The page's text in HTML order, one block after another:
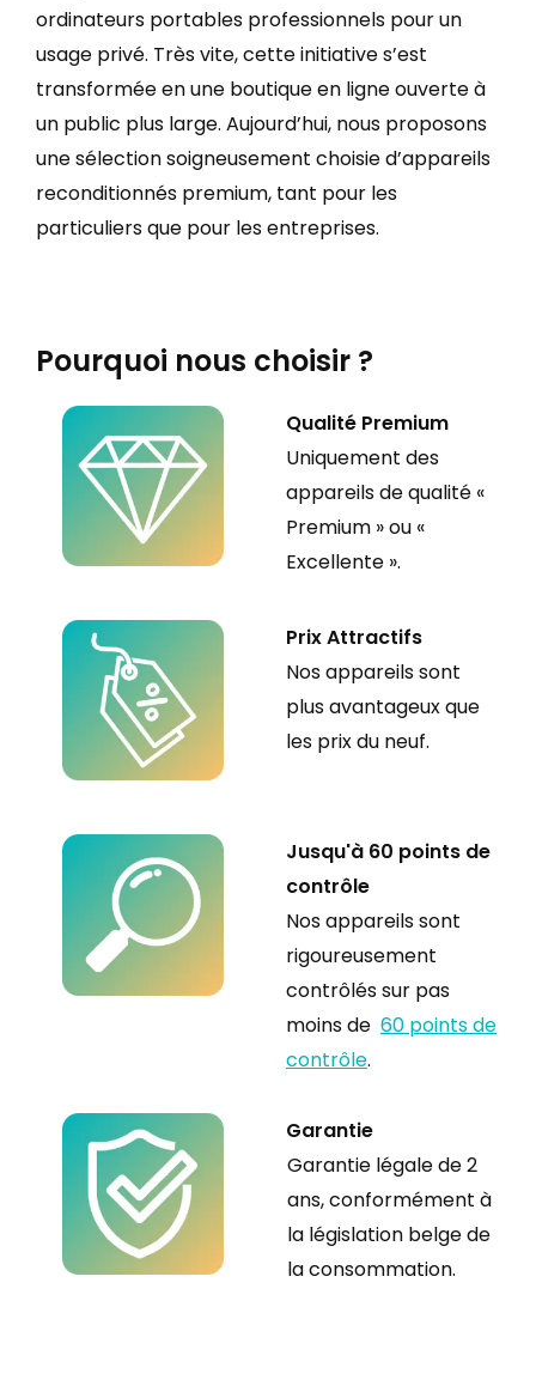
ordinateurs portables professionnels pour un
usage privé. Très vite, cette initiative s’est
transformée en une boutique en ligne ouverte à
un public plus large. Aujourd’hui, nous proposons
une sélection soigneusement choisie d’appareils
reconditionnés premium, tant pour les
particuliers que pour les entreprises.
Pourquoi nous choisir ?
Qualité Premium
Uniquement des
appareils de qualité «
Premium » ou «
Excellente ».
Prix Attractifs
Nos appareils sont
plus avantageux que
les prix du neuf.
Jusqu'à 60 points de
contrôle
Nos appareils sont
rigoureusement
contrôlés sur pas
moins de 60 points de
contrôle.
Garantie
Garantie légale de 2
ans, conformément à
la législation belge de
laconsommation.